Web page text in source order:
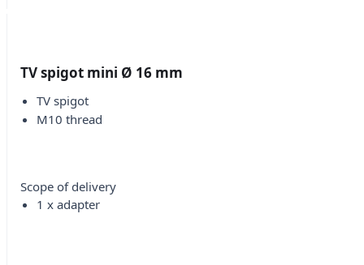
TV spigot mini Ø 16 mm
TV spigot
M10 thread
Scope of delivery
1 x adapter